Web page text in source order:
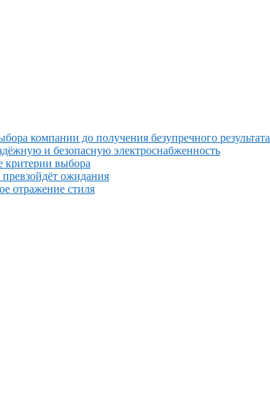
компании до получения безупречного результата
и безопасную электроснабженность
критерии выбора
ожидания
отражение стиля